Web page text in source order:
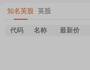
知名英股 英股
代码 名称 最新价